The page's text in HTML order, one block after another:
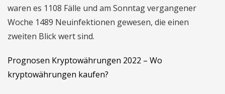
waren es 1108 Fälle und am Sonntag vergangener
Woche 1489 Neuinfektionen gewesen, die einen
zweiten Blick wert sind.
Prognosen Kryptowährungen 2022 – Wo
kryptowährungen kaufen?